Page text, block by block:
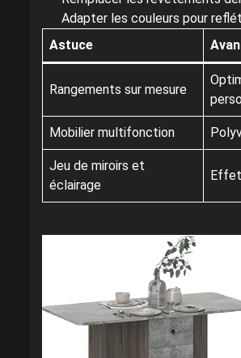
Adapter les couleurs pour
Astuce
Rangements sur mesure
Mobilier multifonction
Jeu de miroirs et
éclairage
Effet